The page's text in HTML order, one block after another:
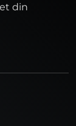
din